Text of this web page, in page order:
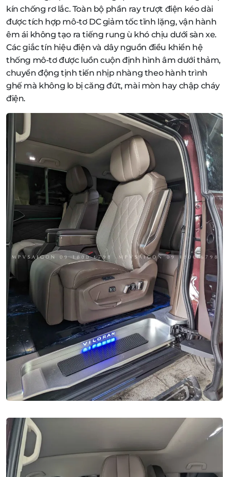
kín chống rơ lắc. Toàn bộ phần ray trượt điện kéo dài
được tích hợp mô-tơ DC giảm tốc tĩnh lặng, vận hành
êm ái không tạo ra tiếng rung ù khó chịu dưới sàn xe.
Các giắc tín hiệu điện và dây nguồn điều khiển hệ
thống mô-tơ được luồn cuộn định hình âm dưới thảm,
chuyển động tịnh tiến nhịp nhàng theo hành trình
ghế mà không lo bị căng đứt, mài mòn hay chập cháy
điện.